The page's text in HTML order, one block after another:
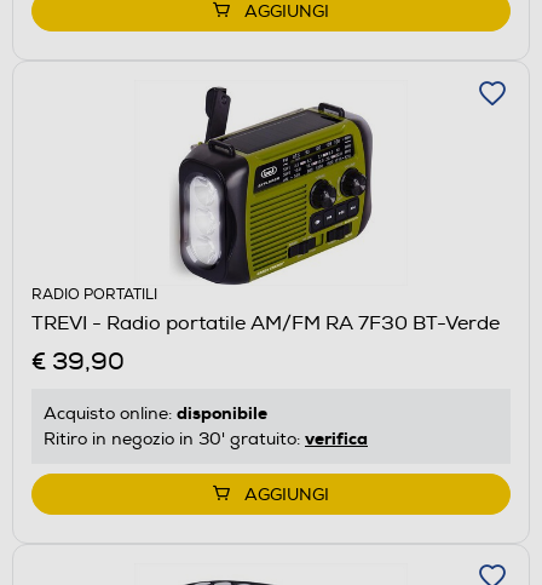
AGGIUNGI
RADIO PORTATILI
TREVI - Radio portatile AM/FM RA 7F30 BT-Verde
€ 39,90
Acquisto online: disponibile
Ritiro in negozio in 30' gratuito: verifica
AGGIUNGI